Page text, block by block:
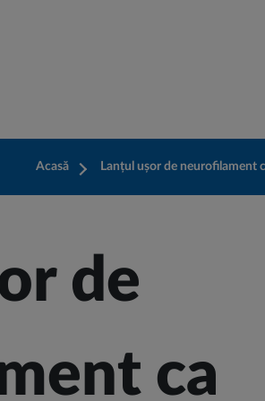
Acasă Lanțul ușor de neurofilament
de
ca